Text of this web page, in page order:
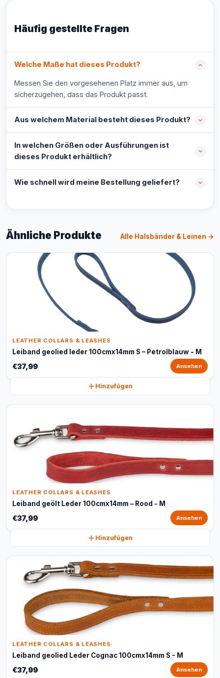
Häufig gestellte Fragen
Welche Maße hat dieses Produkt?
Messen Sie den vorgesehenen Platz immer aus, um
sicherzugehen, dass das Produkt passt.
Aus welchem Material besteht dieses Produkt?
In welchen Größen oder Ausführungen ist
dieses Produkt erhältlich?
Wie schnell wird meine Bestellung geliefert?
Ähnliche Produkte Alle Halsbänder & Leinen →
LEATHER COLLARS & LEASHES
Leiband geolied leder 100cmx14mm S – Petrolblauw - M
€37,99 Ansehen
Hinzufügen
LEATHER COLLARS & LEASHES
Leiband geölt Leder 100cmx14mm – Rood - M
€37,99 Ansehen
Hinzufügen
LEATHER COLLARS & LEASHES
Leiband geolied Leder Cognac 100cmx14mm S - M
€37,99 Ansehen